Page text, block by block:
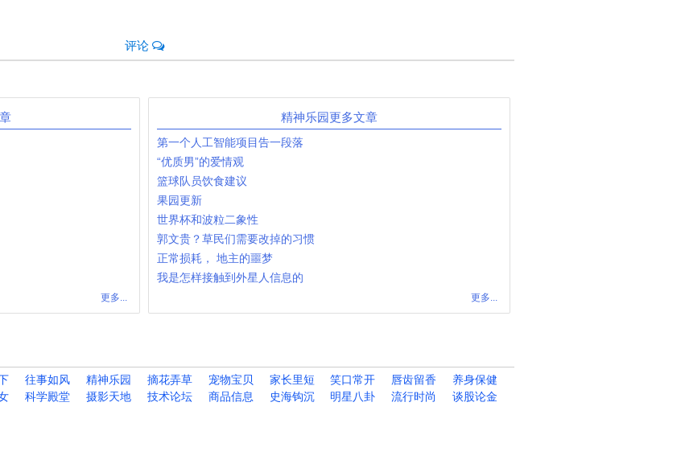
评论
更多...
精神乐园更多文章
第一个人工智能项目告一段落
“优质男”的爱情观
篮球队员饮食建议
果园更新
世界杯和波粒二象性
郭文贵？草民们需要改掉的习惯
正常损耗， 地主的噩梦
我是怎样接触到外星人信息的
更多...
往事如风 精神乐园 摘花弄草 宠物宝贝 家长里短 笑口常开 唇齿留香
养身保健
科学殿堂 摄影天地 技术论坛 商品信息 史海钩沉 明星八卦 流行时尚
谈股论金